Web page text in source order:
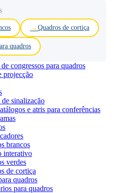
Quadros de cortiça
quadros
congressos para quadros
projecção
de sinalização
e atris para conferências
brancos
interativo
verdes
de cortiça
quadros
para quadros